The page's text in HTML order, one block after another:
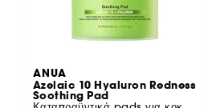
ANUA
Azelaic 10 Hyaluron Redness
Soothing Pad